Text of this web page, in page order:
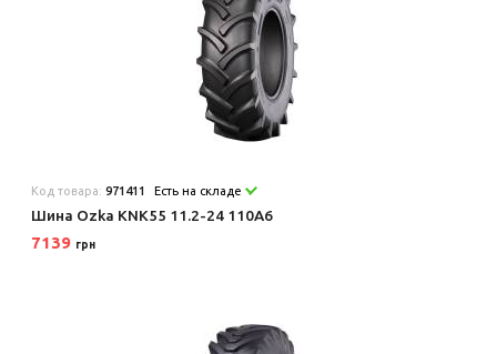
Код товара:971411 Есть на складе
Шина Ozka KNK55 11.2-24 110A6
7139 грн